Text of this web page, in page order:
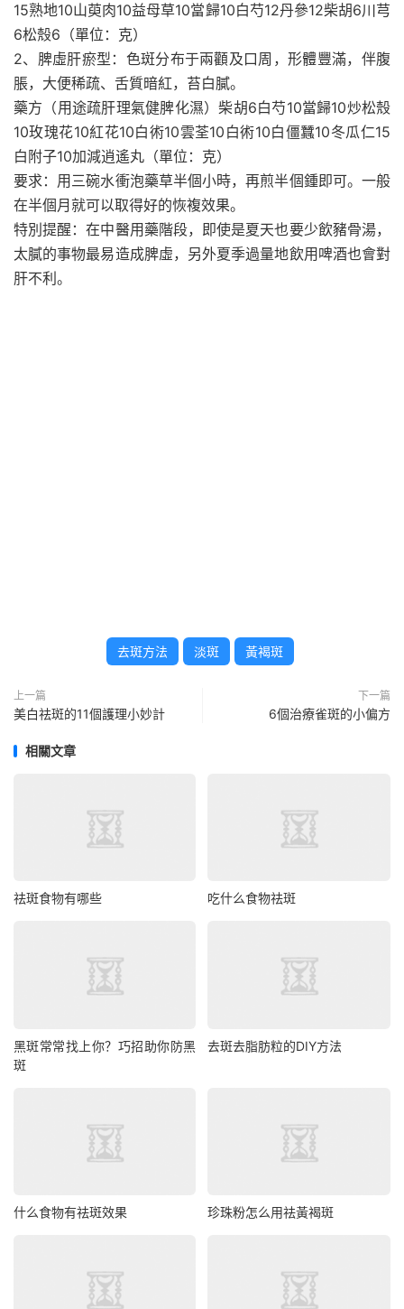
15熟地10山萸肉10益母草10當歸10白芍12丹參12柴胡6川芎
6松殼6（單位：克）
2、脾虛肝瘀型：色斑分布于兩顴及口周，形體豐滿，伴腹
脹，大便稀疏、舌質暗紅，苔白膩。
藥方（用途疏肝理氣健脾化濕）柴胡6白芍10當歸10炒松殼
10玫瑰花10紅花10白術10雲荃10白術10白僵蠶10冬瓜仁15
白附子10加減逍遙丸（單位：克）
要求：用三碗水衝泡藥草半個小時，再煎半個鍾即可。一般
在半個月就可以取得好的恢複效果。
特別提醒：在中醫用藥階段，即使是夏天也要少飲豬骨湯，
太膩的事物最易造成脾虛，另外夏季過量地飲用啤酒也會對
肝不利。
去斑方法 淡斑 黃褐斑
上一篇
美白祛斑的11個護理小妙計
下一篇
6個治療雀斑的小偏方
相關文章
祛斑食物有哪些 吃什么食物祛斑
黑斑常常找上你？巧招助你防黑
斑
去斑去脂肪粒的DIY方法
什么食物有祛斑效果 珍珠粉怎么用祛黃褐斑